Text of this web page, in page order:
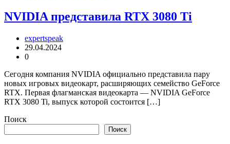
NVIDIA представила RTX 3080 Ti
expertspeak
29.04.2024
0
Сегодня компания NVIDIA официально представила пару
новых игровых видеокарт, расширяющих семейство GeForce
RTX. Первая флагманская видеокарта — NVIDIA GeForce
RTX 3080 Ti, выпуск которой состоится […]
Поиск
Поиск